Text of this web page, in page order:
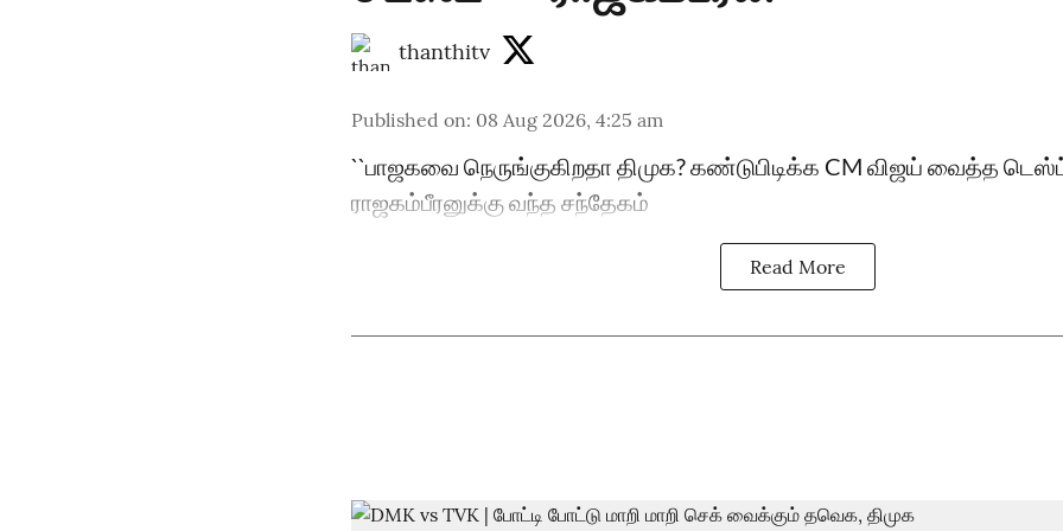
thanthitv
Published on: 08 Aug 2026, 4:25 am
``பாஜகவை நெருங்குகிறதா திமுக? கண்டுபிடிக்க CM விஜய் வைத்த
ராஜகம்பீரனுக்கு வந்த சந்தேகம்
Read More